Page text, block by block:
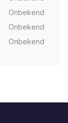
Onbekend
Onbekend
Onbekend